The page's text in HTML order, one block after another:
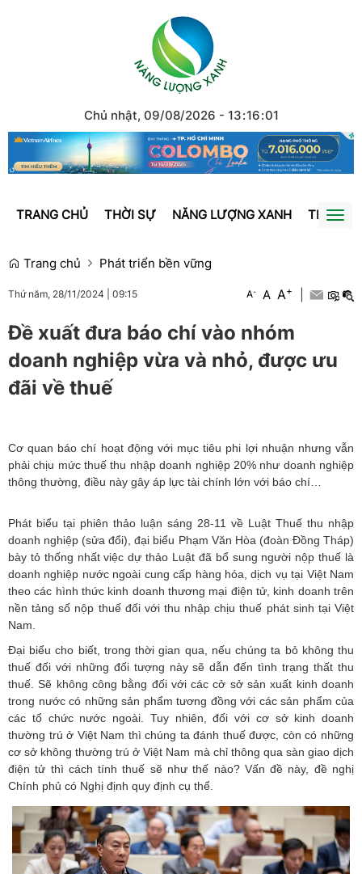
Chủ nhật, 09/08/2026 - 13:16:02
TRANG CHỦ THỜI SỰ NĂNG LƯỢNG XANH TRÁI
Trang chủ
Phát triển bền vững
Thứ năm, 28/11/2024 09:15 A- A A+
Đề xuất đưa báo chí vào nhóm
doanh nghiệp vừa và nhỏ, được ưu
đãi về thuế
Cơ quan báo chí hoạt động với mục tiêu phi lợi nhuận nhưng vẫn
phải chịu mức thuế thu nhập doanh nghiệp 20% như doanh nghiệp
thông thường, điều này gây áp lực tài chính lớn với báo chí…
Phát biểu tại phiên thảo luận sáng 28-11 về Luật Thuế thu nhập
doanh nghiệp (sửa đổi), đại biểu Phạm Văn Hòa (đoàn Đồng Tháp)
bày tỏ thống nhất việc dự thảo Luật đã bổ sung người nộp thuế là
doanh nghiệp nước ngoài cung cấp hàng hóa, dịch vụ tại Việt Nam
theo các hình thức kinh doanh thương mại điện tử, kinh doanh trên
nền tảng số nộp thuế đối với thu nhập chịu thuế phát sinh tại Việt
Nam.
Đại biểu cho biết, trong thời gian qua, nếu chúng ta bỏ không thu
thuế đối với những đối tượng này sẽ dẫn đến tình trạng thất thu
thuế. Sẽ không công bằng đối với các cở sở sản xuất kinh doanh
trong nước có những sản phẩm tương đồng với các sản phẩm của
các tổ chức nước ngoài. Tuy nhiên, đối với cơ sở kinh doanh
thường trú ở Việt Nam thì chúng ta đánh thuế được, còn có những
cơ sở không thường trú ở Việt Nam mà chỉ thông qua sàn giao dịch
điện tử thì cách tính thuế sẽ như thế nào? Vấn đề này, đề nghị
Chính phủ có Nghị định quy định cụ thể.